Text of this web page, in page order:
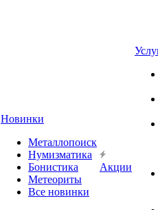
Новинки
Металлопоиск
Нумизматика
Бонистика
Метеориты
Все новинки
Акции